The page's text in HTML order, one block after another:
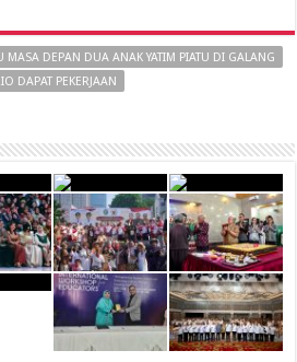
MASA DEPAN DUA ANAK YATIM PIATU DI GALANG
DAPAT PEKERJAAN